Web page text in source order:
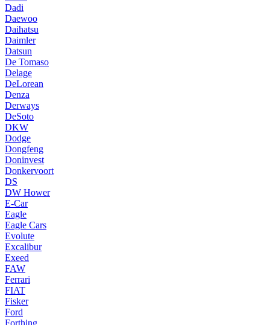
Dadi
Daewoo
Daihatsu
Daimler
Datsun
De Tomaso
Delage
DeLorean
Denza
Derways
DeSoto
DKW
Dodge
Dongfeng
Doninvest
Donkervoort
DS
DW Hower
E-Car
Eagle
Eagle Cars
Evolute
Excalibur
Exeed
FAW
Ferrari
FIAT
Fisker
Ford
Forthing